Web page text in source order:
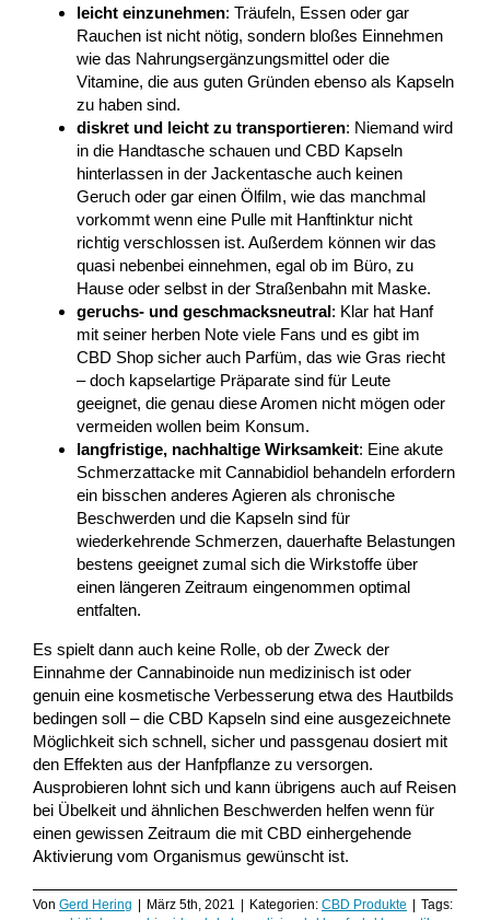
leicht einzunehmen: Träufeln, Essen oder gar
Rauchen ist nicht nötig, sondern bloßes Einnehmen
wie das Nahrungsergänzungsmittel oder die
Vitamine, die aus guten Gründen ebenso als Kapseln
zu haben sind.
diskret und leicht zu transportieren: Niemand wird
in die Handtasche schauen und CBD Kapseln
hinterlassen in der Jackentasche auch keinen
Geruch oder gar einen Ölfilm, wie das manchmal
vorkommt wenn eine Pulle mit Hanftinktur nicht
richtig verschlossen ist. Außerdem können wir das
quasi nebenbei einnehmen, egal ob im Büro, zu
Hause oder selbst in der Straßenbahn mit Maske.
geruchs- und geschmacksneutral: Klar hat Hanf
mit seiner herben Note viele Fans und es gibt im
CBD Shop sicher auch Parfüm, das wie Gras riecht
– doch kapselartige Präparate sind für Leute
geeignet, die genau diese Aromen nicht mögen oder
vermeiden wollen beim Konsum.
langfristige, nachhaltige Wirksamkeit: Eine akute
Schmerzattacke mit Cannabidiol behandeln erfordern
ein bisschen anderes Agieren als chronische
Beschwerden und die Kapseln sind für
wiederkehrende Schmerzen, dauerhafte Belastungen
bestens geeignet zumal sich die Wirkstoffe über
einen längeren Zeitraum eingenommen optimal
entfalten.
Es spielt dann auch keine Rolle, ob der Zweck der
Einnahme der Cannabinoide nun medizinisch ist oder
genuin eine kosmetische Verbesserung etwa des Hautbilds
bedingen soll – die CBD Kapseln sind eine ausgezeichnete
Möglichkeit sich schnell, sicher und passgenau dosiert mit
den Effekten aus der Hanfpflanze zu versorgen.
Ausprobieren lohnt sich und kann übrigens auch auf Reisen
bei Übelkeit und ähnlichen Beschwerden helfen wenn für
einen gewissen Zeitraum die mit CBD einhergehende
Aktivierung vom Organismus gewünscht ist.
Von Gerd Hering | März 5th, 2021 | Kategorien: CBD Produkte | Tags: